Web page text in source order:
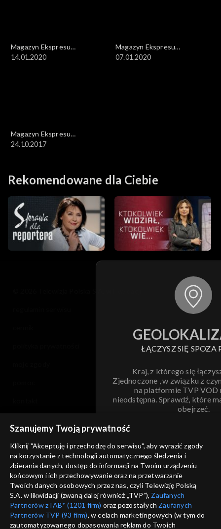
Magazyn Ekspresu
Reporterów
14.01.2020
Magazyn Ekspresu
Reporterów
07.01.2020
Magazyn Ekspresu
Reporterów
24.10.2017
Rekomendowane dla Ciebie
ŁĄCZYSZ SIĘ SPOZA
Kraj, z którego się
Zjednoczone , w związku z
na platformie TVP VOD
nieodstępna. Sprawdź, które
obejrzeć.
ANULUJ
informacje o dostawcy usług
Szanujemy Twoją prywatność
Kliknij "Akceptuję i przechodzę do serwisu", aby wyrazić zgody
na korzystanie z technologii automatycznego śledzenia i
zbierania danych, dostęp do informacji na Twoim urządzeniu
końcowym i ich przechowywanie oraz na przetwarzanie
Twoich danych osobowych przez nas, czyli Telewizję Polską
S.A. w likwidacji (zwaną dalej również „TVP”), Zaufanych
Partnerów z IAB* (1201 firm) oraz pozostałych Zaufanych
Partnerów TVP (93 firm), w celach marketingowych (w tym do
zautomatyzowanego dopasowania reklam do Twoich